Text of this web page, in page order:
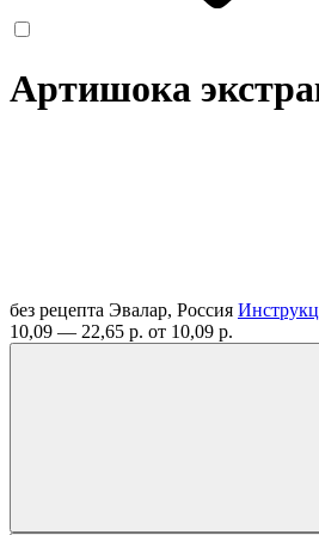
Артишока
без рецепта Эвалар, Россия
10,09 — 22,65 р. от 10,09 р.